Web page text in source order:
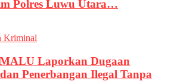
Polres Luwu Utara…
Kriminal
Laporkan Dugaan
Penerbangan Ilegal Tanpa